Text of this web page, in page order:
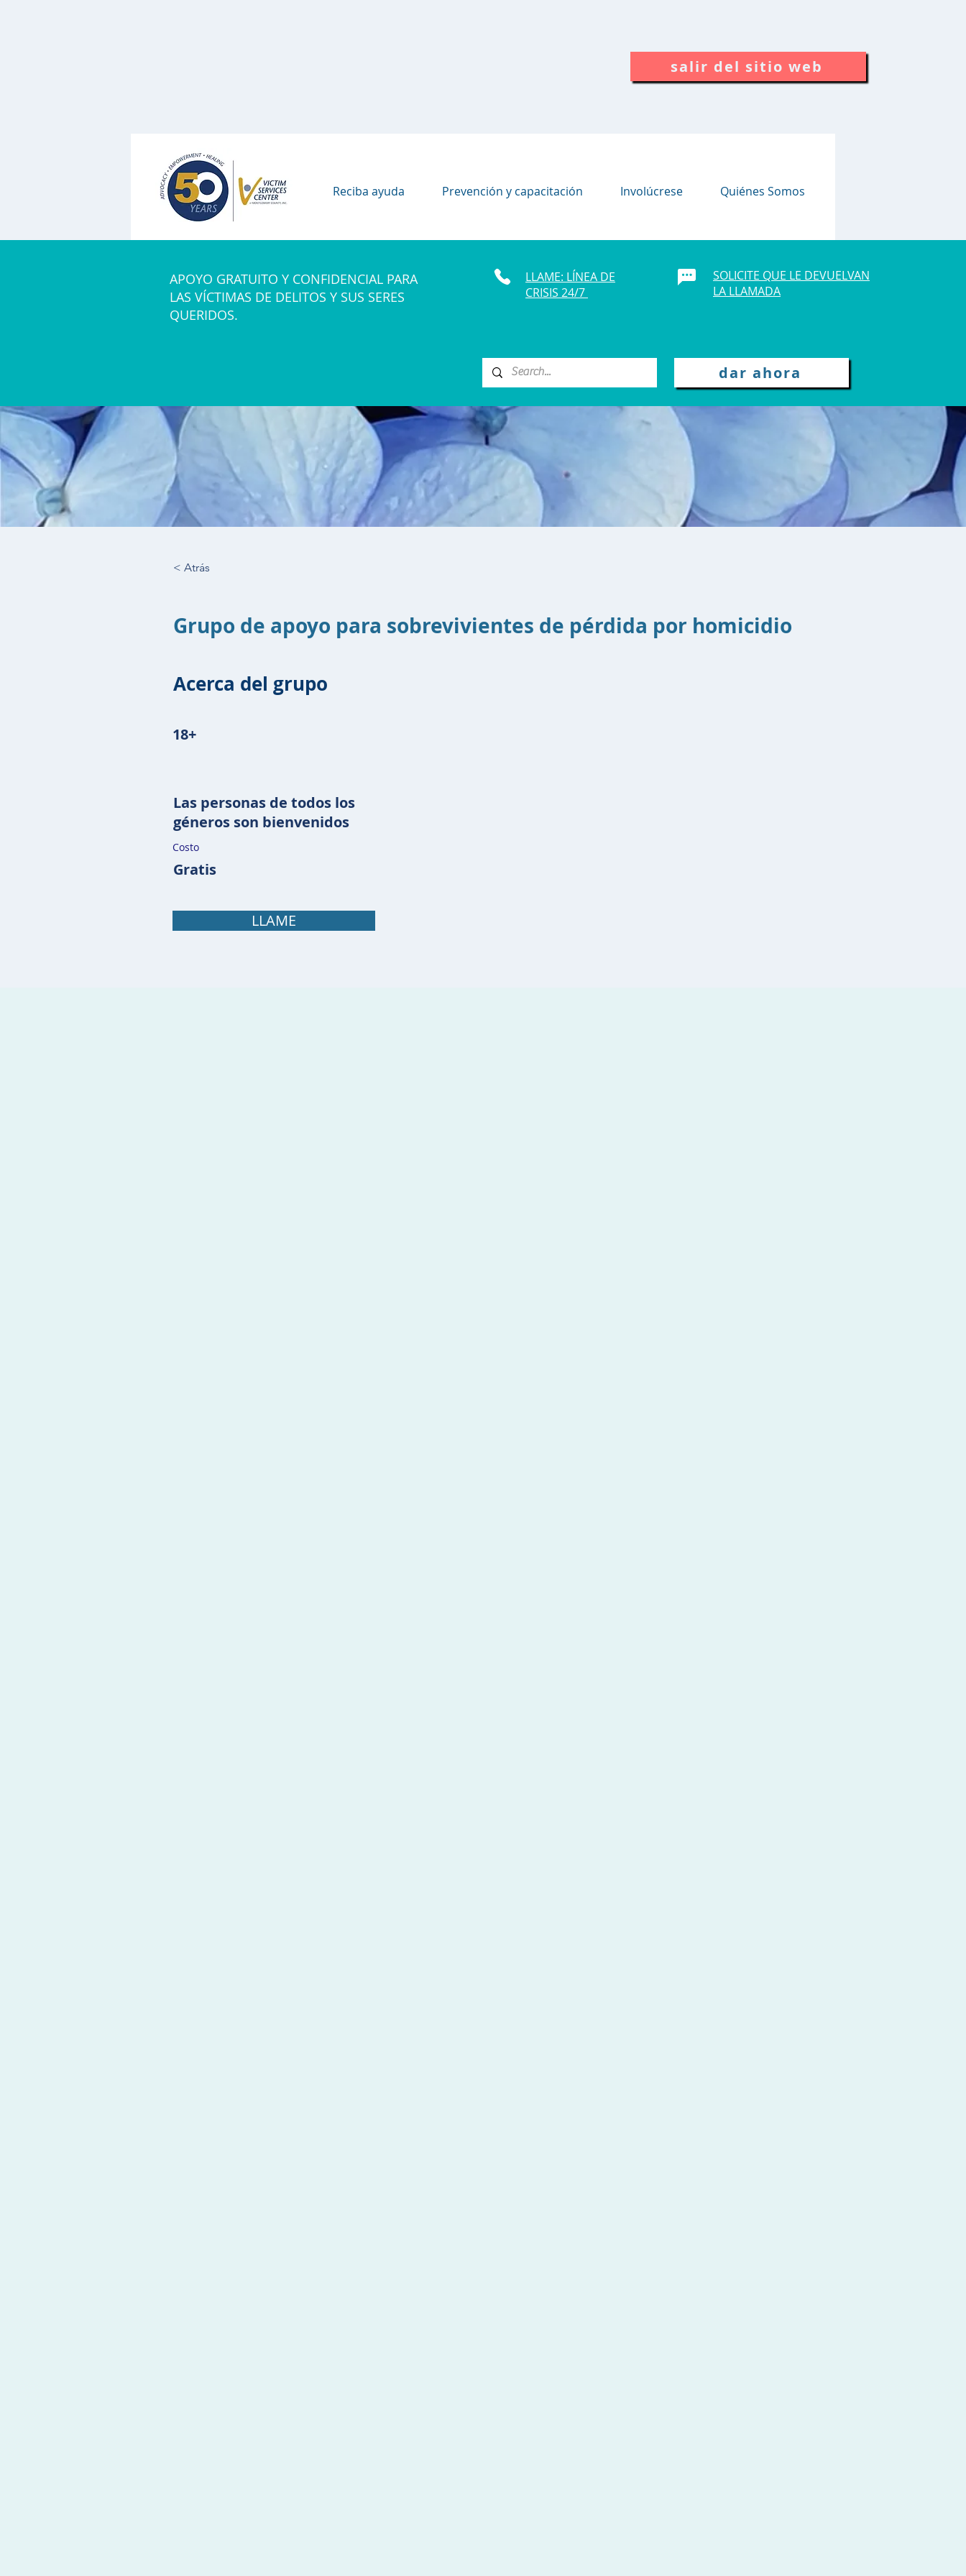
salir del sitio web
Reciba ayuda Prevención y capacitación Involúcrese Quiénes Somos
APOYO GRATUITO Y CONFIDENCIAL PARA
LAS VÍCTIMAS DE DELITOS Y SUS SERES
QUERIDOS.
LLAME: LÍNEA DE
CRISIS 24/7
SOLICITE QUE LE DEVUELVAN
LA LLAMADA
dar ahora
Acerca del grupo
18+
Las personas de todos los
géneros son bienvenidos
Costo
Gratis
< Atrás
Grupo de apoyo para sobrevivientes de pérdida por homicidio
LLAME